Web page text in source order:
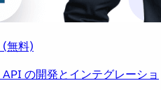
無料)
の開発とインテグレーショ